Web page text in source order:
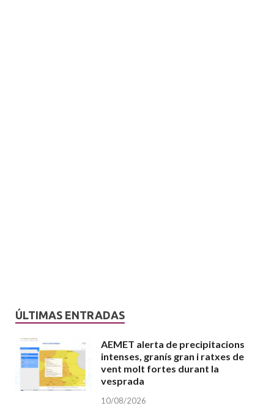
ÚLTIMAS ENTRADAS
AEMET alerta de precipitacions
intenses, granís gran i ratxes de
vent molt fortes durant la
vesprada
10/08/2026